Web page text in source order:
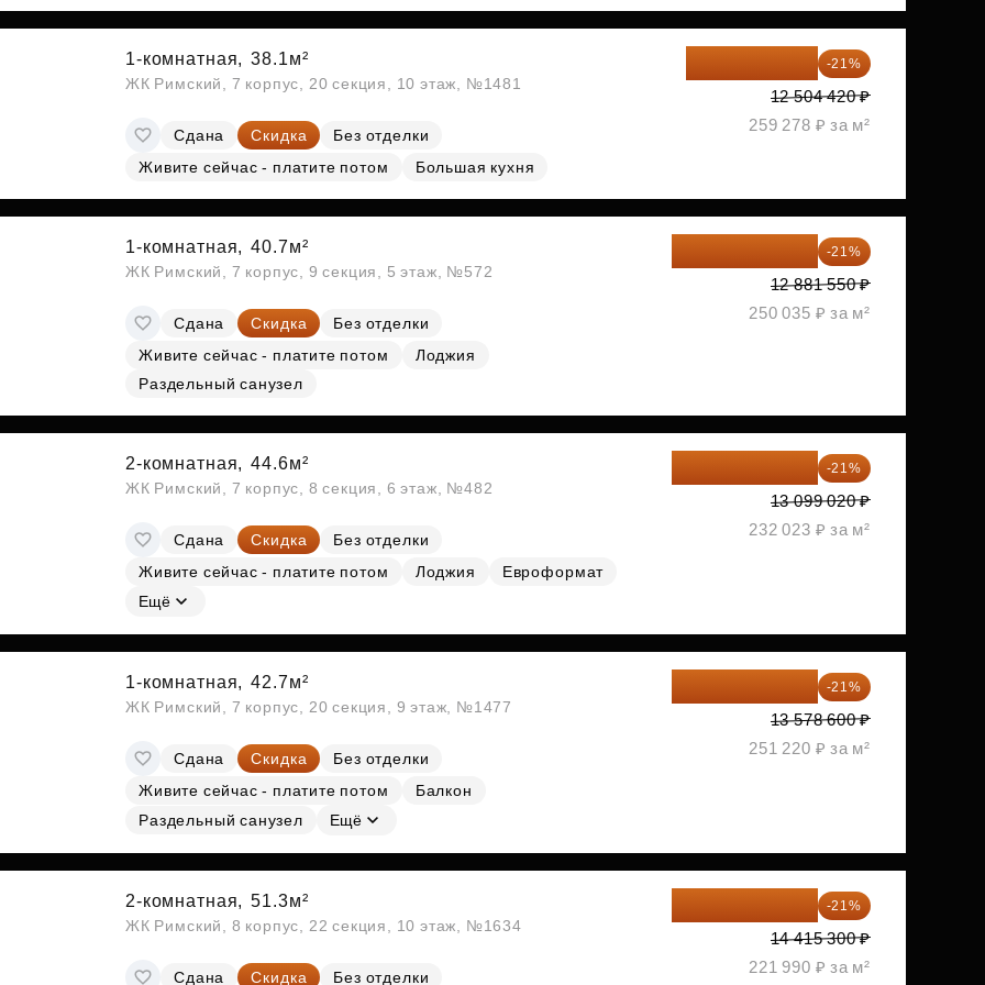
Субсидии
1-комнатная, 38.1м²
ЖК Римский, 7 корпус, 20 секция, 10 этаж, №1481
Сдана Скидка
Без отделки
Живите сейчас - платите потом
Большая кухня
-21%
12 504 420 ₽
259 278 ₽ за м²
1-комнатная, 40.7м²
ЖК Римский, 7 корпус, 9 секция, 5 этаж, №572
Сдана Скидка
Без отделки
Живите сейчас - платите потом
Лоджия
Раздельный санузел
-21%
12 881 550 ₽
250 035 ₽ за м²
2-комнатная, 44.6м²
ЖК Римский, 7 корпус, 8 секция, 6 этаж, №482
Сдана Скидка
Без отделки
Живите сейчас - платите потом
Лоджия
Евроформат
Ещё
-21%
13 099 020 ₽
232 023 ₽ за м²
1-комнатная, 42.7м²
ЖК Римский, 7 корпус, 20 секция, 9 этаж, №1477
Сдана Скидка
Без отделки
Живите сейчас - платите потом
Балкон
Раздельный санузел
Ещё
-21%
13 578 600 ₽
251 220 ₽ за м²
2-комнатная, 51.3м²
ЖК Римский, 8 корпус, 22 секция, 10 этаж, №1634
Сдана Скидка
Без отделки
-21%
14 415 300 ₽
221 990 ₽ за м²